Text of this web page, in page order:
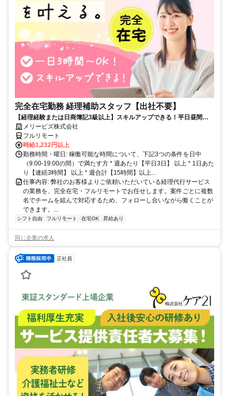
完全在宅勤務 経理補助スタッフ【出社不要】
【経理経験または日商簿記3級以上】スキルアップできる！平日昼間３h
～。完全在宅で育児・介護中の方も大歓迎♪
メリービズ株式会社
フルリモート
時給1,232円以上
勤務時間・曜日: 稼働可能な時間について、下記3つの条件を日中
（9:00-19:00の間）で満たす方 * 週あたり【平日3日】 以上 * 1日あた
り【連続3時間】 以上 * 週合計【15時間】以上...
仕事内容: 弊社のお客様よりご依頼いただいている経理代行サービス
の業務を、完全在宅・フルリモートでお任せします。案件ごとに複数
名でチームを組んで対応するため、フォローし合いながら働くことが
できます。...
シフト自由 フルリモート 在宅OK 昇給あり
同じ企業の求人
正社員